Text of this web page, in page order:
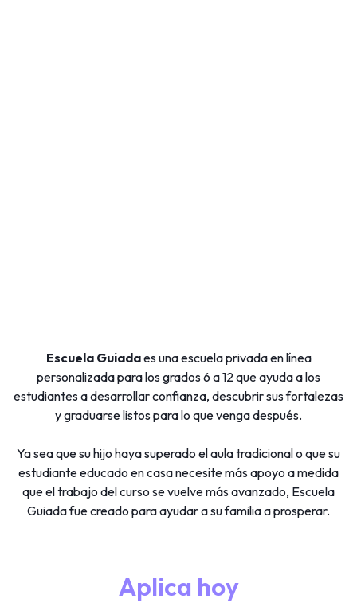
Escuela Guiadaes una escuela privada en línea
personalizada para los grados 6 a 12 que ayuda a los
estudiantes a desarrollar confianza, descubrir sus fortalezas
y graduarse listos para lo que venga después.
Ya sea que su hijo haya superado el aula tradicional o que su
estudiante educado en casa necesite más apoyo a medida
que el trabajo del curso se vuelve más avanzado, Escuela
Guiada fue creado para ayudar a su familia a prosperar.
Aplica hoy